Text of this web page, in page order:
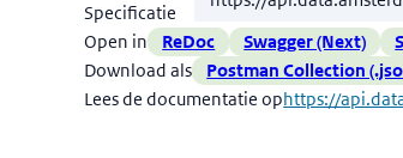
Specificatie
Open in
ReDoc Swagger (Next)
Download als
Postman Collection
Lees de documentatie ophttps://